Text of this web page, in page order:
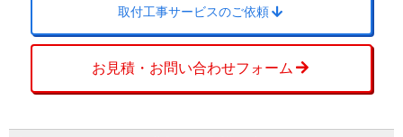
取付工事サービスのご依頼
お見積・お問い合わせフォーム